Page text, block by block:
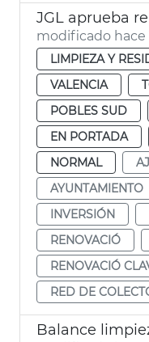
modificado hace
LIMPIEZA Y
VALENCIA
POBLES SUD
EN PORTADA
NORMAL
AYUNTAMIENTO
INVERSIÓN
RENOVACIÓ
RENOVACIÓ
RED DE
Balance